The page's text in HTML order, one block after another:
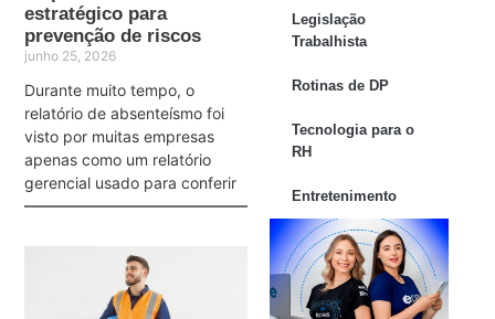
estratégico para
prevenção de riscos
junho 25, 2026
Durante muito tempo, o
relatório de absenteísmo foi
visto por muitas empresas
apenas como um relatório
gerencial usado para conferir
Legislação
Trabalhista
Rotinas de DP
Tecnologia para o
RH
Entretenimento